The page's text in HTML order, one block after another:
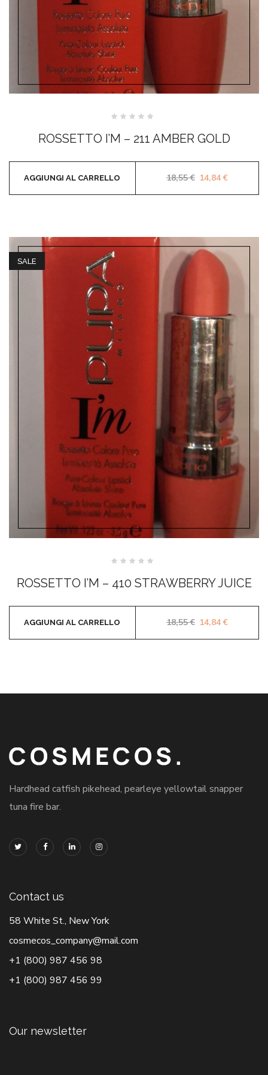
su
5
ROSSETTO I’M – 211 AMBER GOLD
18,55€ Il prezzo
14,84€Il prezzo
AGGIUNGI AL CARRELLO
SALE
su
5
ROSSETTO I’M – 410 STRAWBERRY JUICE
18,55€ Il prezzo
14,84€Il prezzo
AGGIUNGI AL CARRELLO
Hardhead catfish pikehead, pearleye yellowtail snapper
tuna fire bar.
Contact us
58 White St., New York
cosmecos_company@mail.com
+1 (800) 987 456 98
+1 (800) 987 456 99
Our newsletter